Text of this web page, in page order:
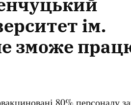
ім.
зможе
80% персоналу